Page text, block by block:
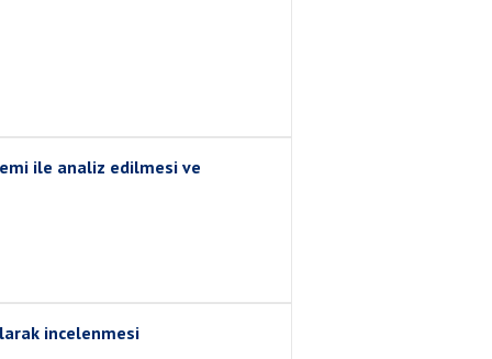
ile analiz edilmesi ve
incelenmesi